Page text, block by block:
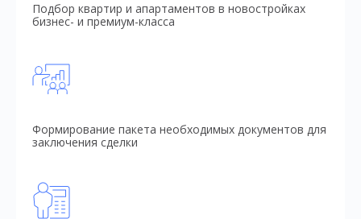
Подбор квартир и апартаментов в новостройках
бизнес- и премиум-класса
Формирование пакета необходимых документов для
заключения сделки